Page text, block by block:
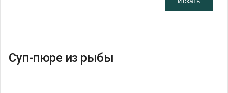
Суп-пюре из рыбы